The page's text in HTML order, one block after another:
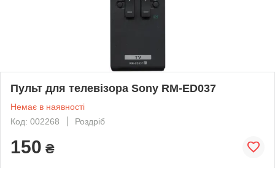
Пульт для телевізора Sony RM-ED037
Немає в наявності
Код: 002268
Роздріб
150 ₴